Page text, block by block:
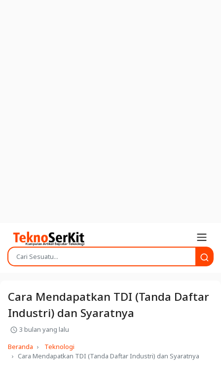
Cara Mendapatkan TDI (Tanda Daftar
Industri) dan Syaratnya
3 bulan yang lalu
Beranda
Teknologi
Cara Mendapatkan TDI (Tanda Daftar Industri) dan Syaratnya